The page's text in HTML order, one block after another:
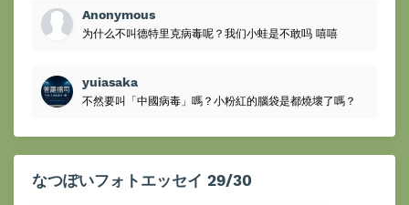
Anonymous
为什么不叫德特里克病毒呢？我们小蛙是不敢吗 嘻嘻
yuiasaka
不然要叫「中國病毒」嗎？小粉紅的腦袋是都燒壞了嗎？
なつぽいフォトエッセイ 29/30